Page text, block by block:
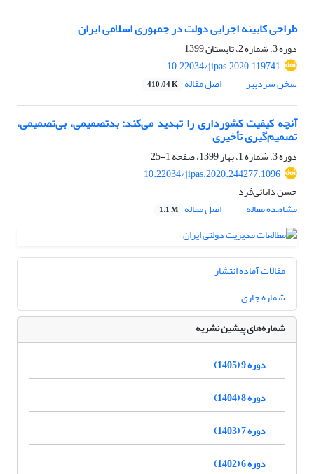
طراحی کابینه اجرایی دولت در جمهوری اسلامی ایران
دوره 3، شماره 2، تابستان 1399
10.22034/jipas.2020.119741
سخن سردبیر
اصل مقاله 410.04 K
آنچه کیفیت کشورداری را تهدید می‌کند: بدتصمیمی، بی‌تصمیمی،
تصمیم‌گیری تأخیری
دوره 3، شماره 1، بهار 1399، صفحه
1-25
10.22034/jipas.2020.244277.1096
حسن دانائی‌فرد
مشاهده مقاله
اصل مقاله 1.1 M
مقالات آماده انتشار
شماره جاری
شماره‌های پیشین نشریه
دوره 9 (1405)
دوره 8 (1404)
دوره 7 (1403)
دوره 6 (1402)